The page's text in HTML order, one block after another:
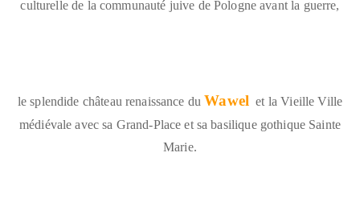
culturelle de la communauté juive de Pologne avant la guerre,
le splendide château renaissance du Wawel et la Vieille Ville
médiévale avec sa Grand-Place et sa basilique gothique Sainte
Marie.